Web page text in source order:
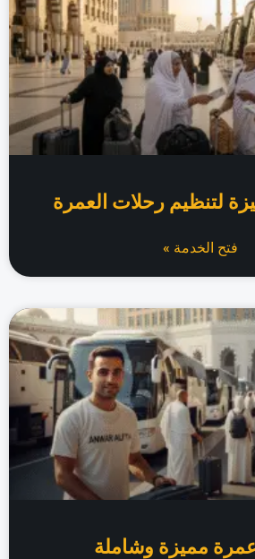
لتنظيم رحلات العمرة
فتح الخدمة »
مميزة وشاملة